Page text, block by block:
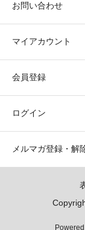
お問い合わせ
マイアカウント
会員登録
ログイン
メルマガ登録・解